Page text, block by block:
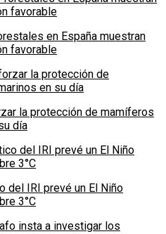
en España muestran
favorable
la protección de mamíferos
día
del IRI prevé un El Niño
3°C